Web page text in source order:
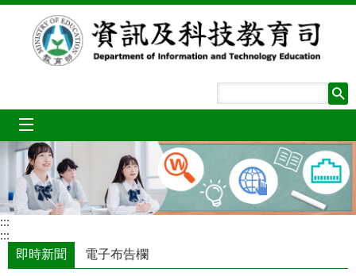
跳到主要內容區塊
:::
:::
即時新聞
電子布告欄